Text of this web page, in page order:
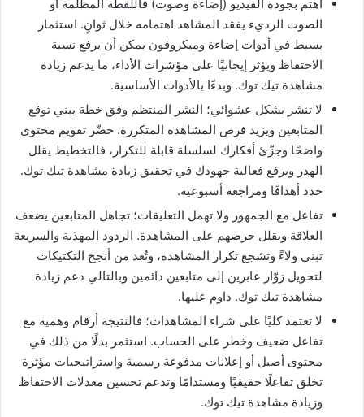
اهتم بجودة الفيديو (إضاءة وصوت) فاللقطة المظلمة أو
الصوت الرديء يفقد المشاهد اهتمامه خلال ثوانٍ. استثمار
بسيط في أدوات إضاءة وميكروفون يمكن أن يرفع نسبة
الاحتفاظ ويؤثر إيجابيًا على مؤشرات الأداء، ما يدعم زيادة
مشاهدة تيك توك. وبدءًا بالأدوات الأساسية.
لا تنشر بشكل عشوائي؛ النشر المنتظم وفق خطة يبني توقع
المتابعين ويزيد فرص المشاهدة المتكررة. حضّر تقويم محتوى
واضحًا وجزّئ أفكارك لسلسلة قابلة للتكرار، فالتخطيط يقلل
الهدر ويرفع فعالية جهودك في تحقيق زيادة مشاهدة تيك توك.
حدد أهدافًا ومراجعة أسبوعية.
تفاعل مع الجمهور ولا تهمل التعليقات؛ تجاهل المتابعين يضعف
العلاقة ويقلل حرصهم على المشاهدة. الردود المهذبة والسريعة
تبني ولاءً وتشجع تكرار المشاهدة، وتُعد من أنجح التكتيكات
لتحويل زوّار عابرين إلى متابعين دائمين وبالتالي دعم زيادة
مشاهدة تيك توك. داوم عليها.
لا تعتمد كليًا على شراء المشاهدات؛ فالنتيجة أرقام وهمية مع
تفاعل ضعيف وخطر على الحساب. استثمر بدلًا من ذلك في
محتوى أصيل أو إعلانات مدفوعة رسمية واستراتيجيات مؤثرة
تخلق تفاعلًا حقيقيًا ومستدامًا وتدعم تحسين معدلات الاحتفاظ
وزيادة مشاهدة تيك توك.